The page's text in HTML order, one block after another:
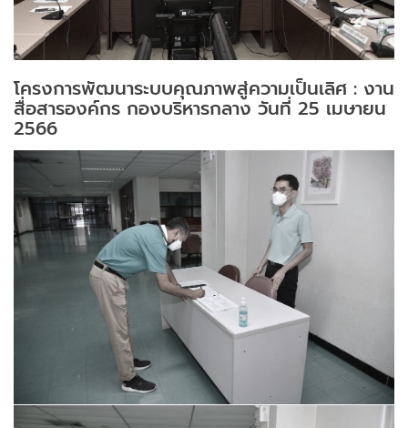
โครงการพัฒนาระบบคุณภาพสู่ความเป็นเลิศ : งาน
สื่อสารองค์กร กองบริหารกลาง วันที่ 25 เมษายน
2566